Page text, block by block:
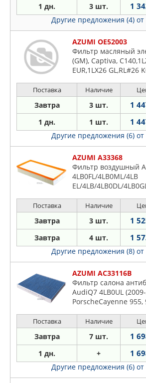
1 дн. 3 шт. 1
Другие предложения (4) от
AZUMI OE52003
Фильтр масляный
(GM), Captiva,
EUR,1LX26 GL,RL#26
1PU69, (2016-...),
1PU68, (2016-...),
1P#35 RHD SG,
Поставка Наличие
Завтра 3 шт. 1
1 дн. 1 шт. 1
Другие предложения (6) от
AZUMI A33368
Фильтр воздушный
4LB0FL/4LB0ML/4LB
EL/4LB/4LB0DL/
/4LB0ZA/4LB0XA/
(2005-2015)/Land
LM/L322 (2005-2009)/
L320 (2006-2013)/
955/957/958 (20
Поставка Наличие
Завтра 3 шт. 1
Завтра 4 шт. 1
Другие предложения (8) от
AZUMI AC33116B
Фильтр салона
AudiQ7 4LB0UL
PorscheCayenne 955,
S 955 (2002-2006),
(2002-2010), Cayenne
(2002-2010),
Поставка Наличие
Завтра 7 шт. 1
1 дн. + 1
Другие предложения (6) от